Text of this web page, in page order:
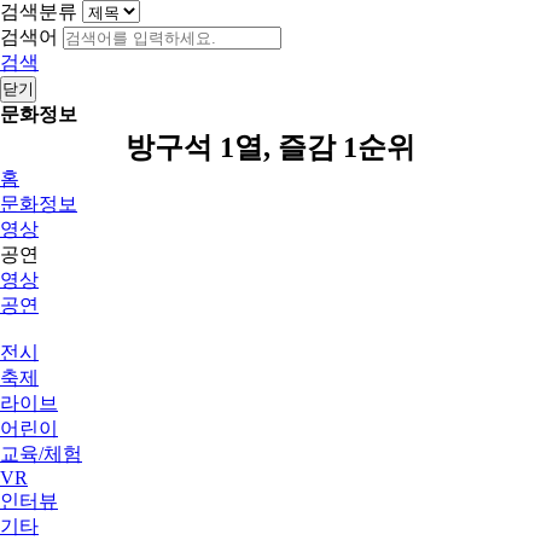
검색분류
검색어
검색
닫기
문화정보
방구석 1열, 즐감 1순위
홈
문화정보
영상
공연
영상
공연
전시
축제
라이브
어린이
교육/체험
VR
인터뷰
기타